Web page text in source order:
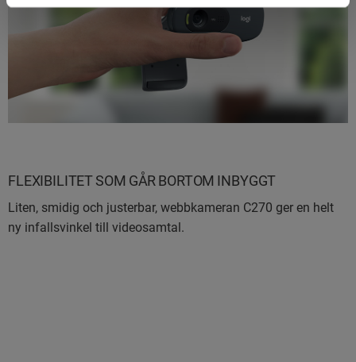
FLEXIBILITET SOM GÅR BORTOM INBYGGT
Liten, smidig och justerbar, webbkameran C270 ger en helt
ny infallsvinkel till videosamtal.